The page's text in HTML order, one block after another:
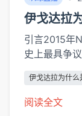
伊戈达拉
引言2015年
史上最具争
声音：一种
极肯定，另
伊戈达拉为什
阅读全文